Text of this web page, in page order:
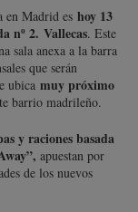
en Madrid es hoy 13
nº 2. Vallecas. Este
sala anexa a la barra
que serán
ubica muy próximo
barrio madrileño.
y raciones basada
apuestan por
de los nuevos